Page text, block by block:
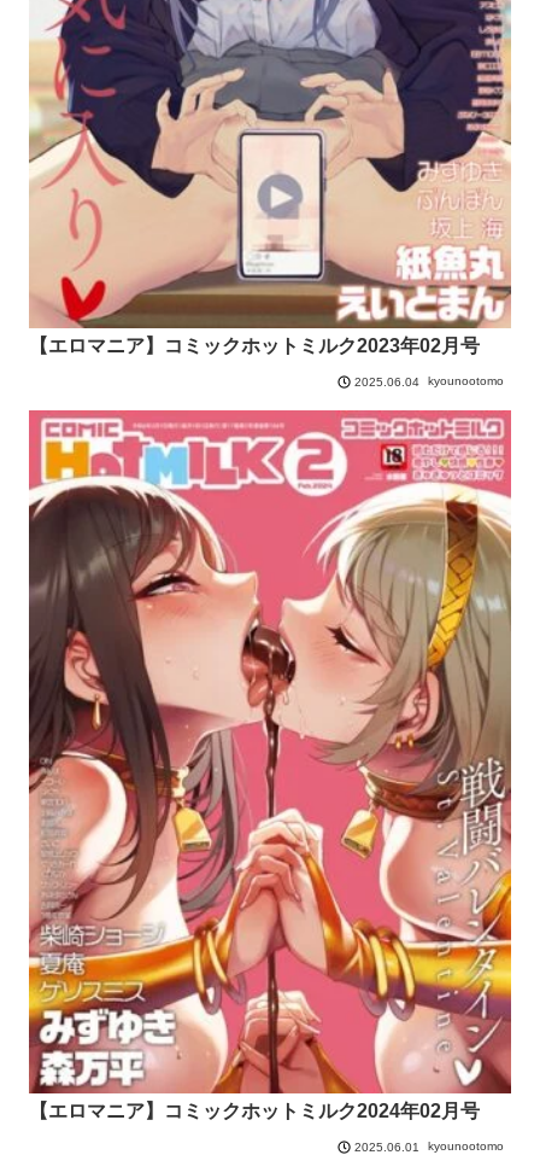
【エロマニア】コミックホットミルク2023年02月号
2025.06.04 kyounootomo
【エロマニア】コミックホットミルク2024年02月号
2025.06.01 kyounootomo